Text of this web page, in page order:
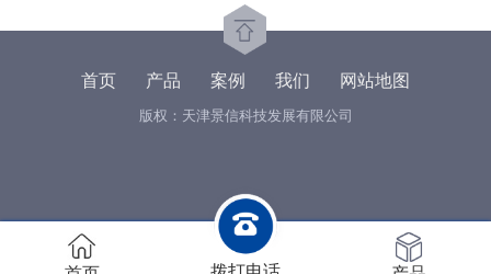
首页 产品 案例 我们 网站地图
版权：天津景信科技发展有限公司